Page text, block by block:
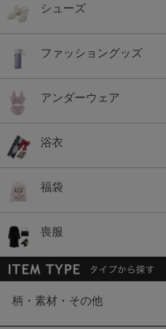
シューズ
ファッショングッズ
アンダーウェア
浴衣
福袋
喪服
柄・素材・その他